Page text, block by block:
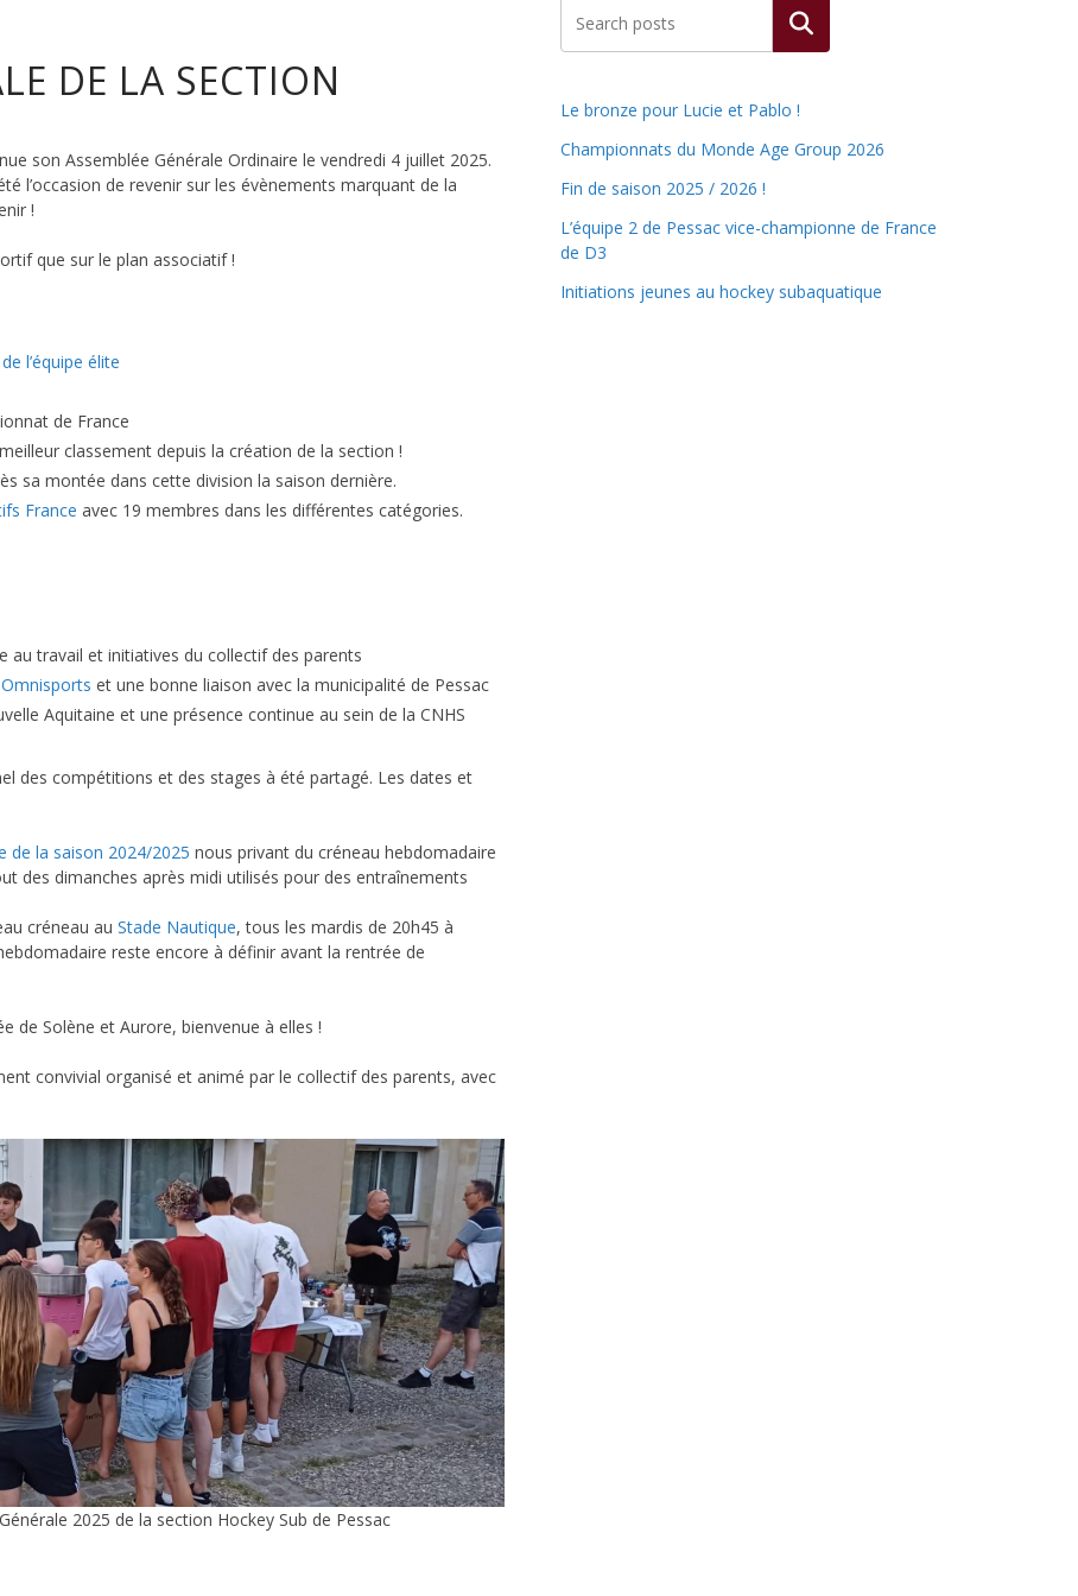
DE LA SECTION
son Assemblée Générale Ordinaire le vendredi 4 juillet 2025.
l’occasion de revenir sur les évènements marquant de la
!
que sur le plan associatif !
l’équipe élite
de France
classement depuis la création de la section !
sa montée dans cette division la saison dernière.
France avec 19 membres dans les différentes catégories.
au travail et initiatives du collectif des parents
et une bonne liaison avec la municipalité de Pessac
Aquitaine et une présence continue au sein de la CNHS
des compétitions et des stages à été partagé. Les dates et
de la saison 2024/2025 nous privant du créneau hebdomadaire
des dimanches après midi utilisés pour des entraînements
créneau au Stade Nautique, tous les mardis de 20h45 à
reste encore à définir avant la rentrée de
de Solène et Aurore, bienvenue à elles !
convivial organisé et animé par le collectif des parents, avec
2025 de la section Hockey Sub de Pessac
Rechercher
Le bronze pour Lucie et Pablo !
Championnats du Monde Age Group 2026
Fin de saison 2025 / 2026 !
L’équipe 2 de Pessac vice-championne de France
de D3
Initiations jeunes au hockey subaquatique